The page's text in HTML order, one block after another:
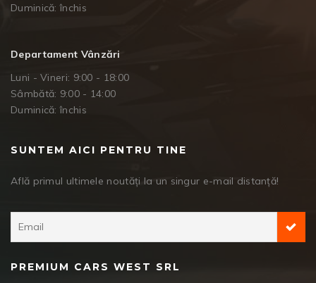
Duminică: închis
Departament Vânzări
Luni - Vineri: 9:00 - 18:00
Sâmbătă: 9:00 - 14:00
Duminică: închis
SUNTEM AICI PENTRU TINE
Află primul ultimele noutăți la un singur e-mail distanță!
PREMIUM CARS WEST SRL